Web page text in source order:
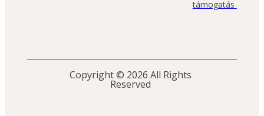
Copyright © 2026 All Rights
Reserved